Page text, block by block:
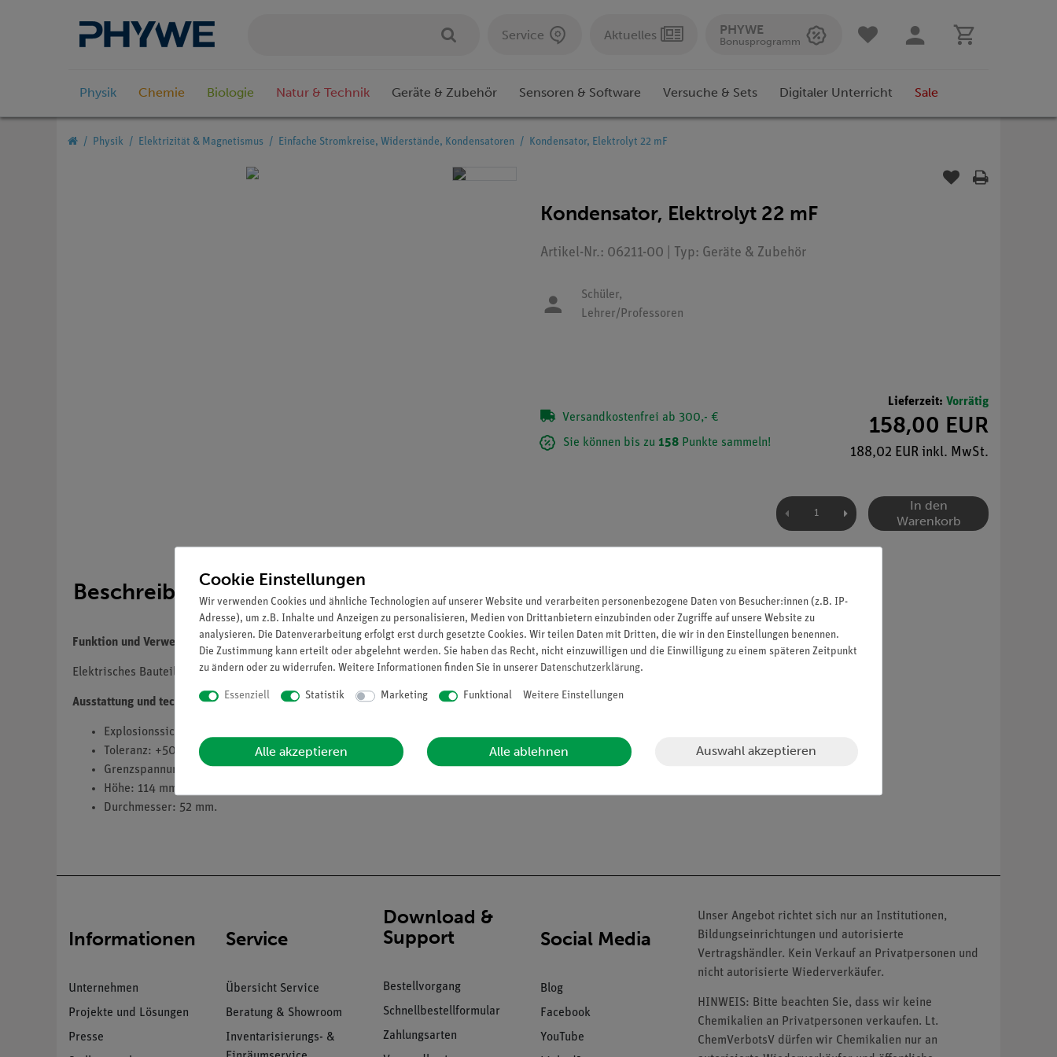
Service Aktuelles PHYWE
Bonusprogramm
Physik Chemie Biologie Natur & Technik Geräte & Zubehör Sensoren & Software Versuche & Sets Digitaler Unterricht Sale
Physik Elektrizität & Magnetismus Einfache Stromkreise, Widerstände, Kondensatoren Kondensator, Elektrolyt 22 mF
Kondensator, Elektrolyt 22 mF
Artikel-Nr.: 06211-00 | Typ: Geräte & Zubehör
Schüler,
Lehrer/Professoren
Versandkostenfrei ab 300,- €
Sie können bis zu 158 Punkte sammeln!
Lieferzeit: Vorrätig
158,00 EUR
188,02 EUR inkl. MwSt.
In den
Warenkorb
Beschreibung
Funktion und Verwendung
Elektrisches Bauteil für einführende Versuche.
Ausstattung und technische Daten
Explosionssichere Ausführung in Metallgehäuse mit 4-mm-Anschlussbuchsen.
Toleranz: +50% / -10%.
Grenzspannung: 40 V DC.
Höhe: 114 mm.
Durchmesser: 52 mm.
Informationen
Unternehmen
Projekte und Lösungen
Presse
Service
Übersicht Service
Beratung & Showroom
Inventarisierungs- &
Download &
Support
Bestellvorgang
Schnellbestellformular
Zahlungsarten
Social Media
Blog
Facebook
YouTube
Unser Angebot richtet sich nur an Institutionen,
Bildungseinrichtungen und autorisierte
Vertragshändler. Kein Verkauf an Privatpersonen und
nicht autorisierte Wiederverkäufer.
HINWEIS: Bitte beachten Sie, dass wir keine
Chemikalien an Privatpersonen verkaufen. Lt.
ChemVerbotsV dürfen wir Chemikalien nur an
Cookie Einstellungen
Wir verwenden Cookies und ähnliche Technologien auf unserer Website und verarbeiten personenbezogene Daten von Besucher:innen (z.B. IP-
Adresse), um z.B. Inhalte und Anzeigen zu personalisieren, Medien von Drittanbietern einzubinden oder Zugriffe auf unsere Website zu
analysieren. Die Datenverarbeitung erfolgt erst durch gesetzte Cookies. Wir teilen Daten mit Dritten, die wir in den Einstellungen benennen.
Die Zustimmung kann erteilt oder abgelehnt werden. Sie haben das Recht, nicht einzuwilligen und die Einwilligung zu einem späteren Zeitpunkt
zu ändern oder zu widerrufen. Weitere Informationen finden Sie in unserer Daten­schutz­erklärung.
Essenziell Statistik Marketing Funktional Weitere Einstellungen
Alle akzeptieren Alle ablehnen Auswahl akzeptieren